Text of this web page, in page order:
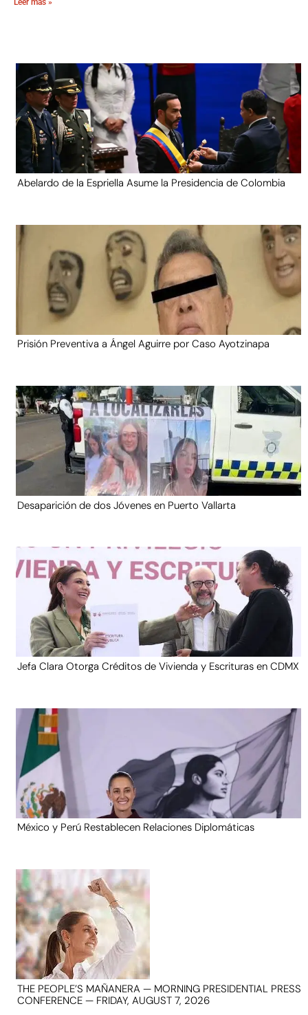
Leer más »
Abelardo de la Espriella Asume la Presidencia de Colombia
Prisión Preventiva a Ángel Aguirre por Caso Ayotzinapa
Desaparición de dos Jóvenes en Puerto Vallarta
Jefa Clara Otorga Créditos de Vivienda y Escrituras en CDMX
México y Perú Restablecen Relaciones Diplomáticas
THE PEOPLE’S MAÑANERA — MORNING PRESIDENTIAL PRESS
CONFERENCE — FRIDAY, AUGUST 7, 2026